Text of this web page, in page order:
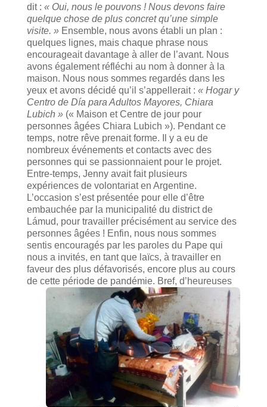
dit : « Oui, nous le pouvons ! Nous devons faire
quelque chose de plus concret qu’une simple
visite. » Ensemble, nous avons établi un plan :
quelques lignes, mais chaque phrase nous
encourageait davantage à aller de l’avant. Nous
avons également réfléchi au nom à donner à la
maison. Nous nous sommes regardés dans les
yeux et avons décidé qu’il s’appellerait : « Hogar y
Centro de Día para Adultos Mayores, Chiara
Lubich »(« Maison et Centre de jour pour
personnes âgées Chiara Lubich »). Pendant ce
temps, notre rêve prenait forme. Il y a eu de
nombreux événements et contacts avec des
personnes qui se passionnaient pour le projet.
Entre-temps, Jenny avait fait plusieurs
expériences de volontariat en Argentine.
L’occasion s’est présentée pour elle d’être
embauchée par la municipalité du district de
Lámud, pour travailler précisément au service des
personnes âgées ! Enfin, nous nous sommes
sentis encouragés par les paroles du Pape qui
nous a invités, en tant que laïcs, à travailler en
faveur des plus défavorisés, encore plus au cours
de cette période de pandémie. Bref, d’heureuses